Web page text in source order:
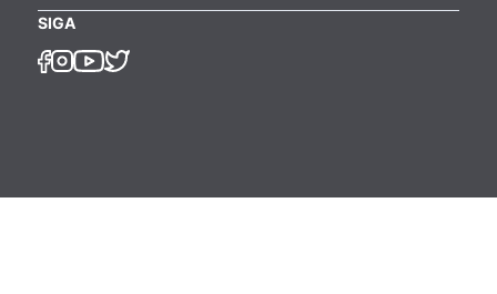
SIGA